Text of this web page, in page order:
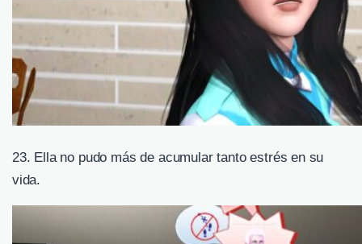
23. Ella no pudo más de acumular tanto estrés en su
vida.